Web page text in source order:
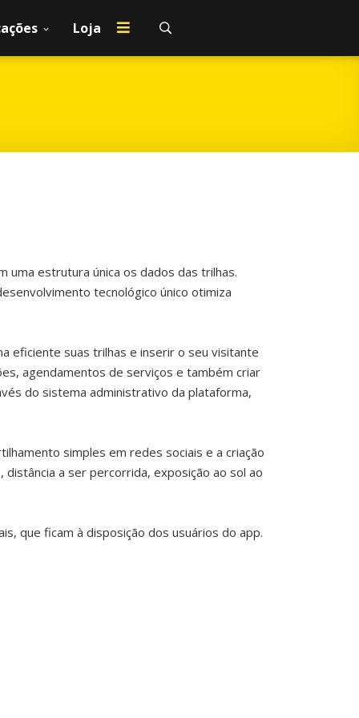
Loja
uma estrutura única os dados das trilhas.
tecnológico único otimiza
eficiente suas trilhas e inserir o seu visitante
agendamentos de serviços e também criar
do sistema administrativo da plataforma,
simples em redes sociais e a criação
a ser percorrida, exposição ao sol ao
que ficam à disposição dos usuários do app.